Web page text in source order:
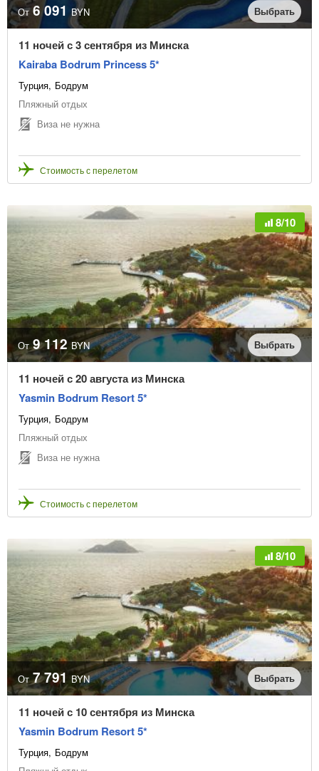
От 6 091 BYN Выбрать
11 ночей с 3 сентября из Минска
Kairaba Bodrum Princess 5*
Турция Бодрум
Пляжный отдых
Виза не нужна
Стоимость с перелетом
8/10
От 9 112 BYN Выбрать
11 ночей с 20 августа из Минска
Yasmin Bodrum Resort 5*
Турция Бодрум
Пляжный отдых
Виза не нужна
Стоимость с перелетом
8/10
От 7 791 BYN Выбрать
11 ночей с 10 сентября из Минска
Yasmin Bodrum Resort 5*
Турция Бодрум